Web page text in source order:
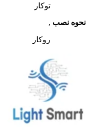
نحوه نصب
توکار
,
روکار